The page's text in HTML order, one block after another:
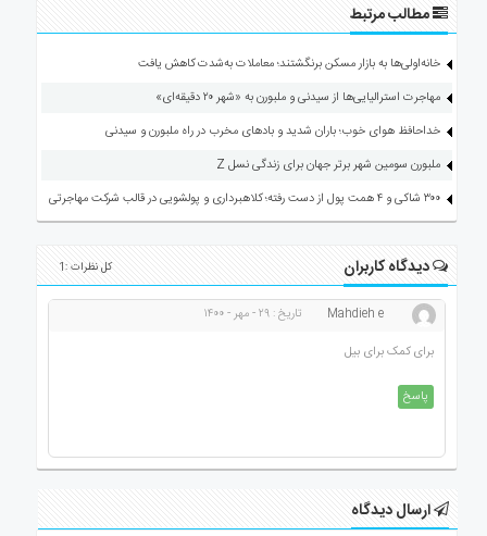
مطالب مرتبط
خانه‌اولی‌ها به بازار مسکن برنگشتند؛ معاملات به‌شدت کاهش یافت
مهاجرت استرالیایی‌ها از سیدنی و ملبورن به «شهر ۲۰ دقیقه‌ای»
خداحافظ هوای خوب؛ باران شدید و بادهای مخرب در راه ملبورن و سیدنی
ملبورن سومین شهر برتر جهان برای زندگی نسل Z
۳۰۰ شاکی و ۴ همت پول از دست رفته؛ کلاهبرداری و پولشویی در قالب شرکت مهاجرتی
دیدگاه کاربران کل نظرات :1
Mahdieh e
تاریخ : ۲۹ - مهر - ۱۴۰۰
برای کمک برای بیل
پاسخ
ارسال دیدگاه